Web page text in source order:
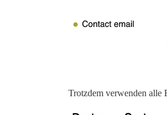
Trotzdem verwenden alle